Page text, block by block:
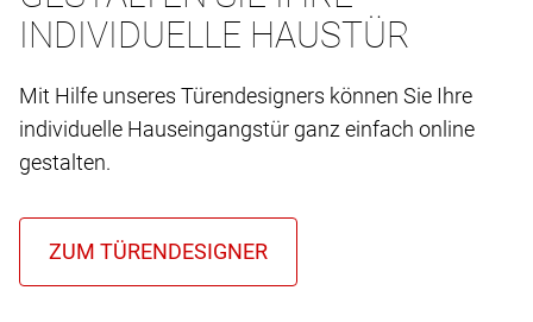
INDIVIDUELLE HAUSTÜR
Mit Hilfe unseres Türendesigners können Sie Ihre
individuelle Hauseingangstür ganz einfach online
gestalten.